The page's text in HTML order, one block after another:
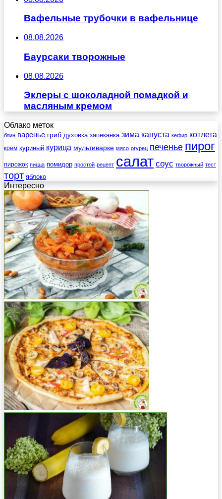
Вафельные трубочки в вафельнице
08.08.2026
Баурсаки творожные
08.08.2026
Эклеры с шоколадной помадкой и
масляным кремом
Облако меток
блин варенье гриб духовка запеканка зима капуста кефир котлета
крем куриный курица мультиварке мясо огурец печенье пирог
пирожок пицца помидор простой рецепт салат соус творожный тест
торт яблоко
Интересно